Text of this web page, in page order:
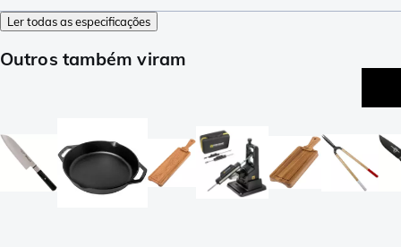
Ler todas as especificações
Outros também viram